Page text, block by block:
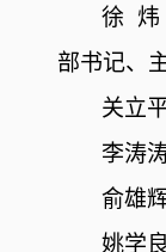
徐
炜
部书记、
关立
李涛
俞雄
姚学良